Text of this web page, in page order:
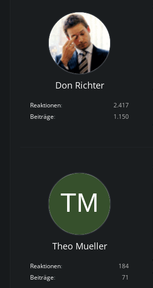
Don Richter
Reaktionen
2.417
Beiträge
1.150
Theo Mueller
Reaktionen
184
Beiträge
71